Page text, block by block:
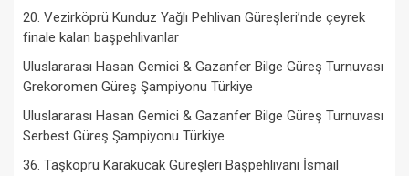
20. Vezirköprü Kunduz Yağlı Pehlivan Güreşleri’nde çeyrek
finale kalan başpehlivanlar
Uluslararası Hasan Gemici & Gazanfer Bilge Güreş Turnuvası
Grekoromen Güreş Şampiyonu Türkiye
Uluslararası Hasan Gemici & Gazanfer Bilge Güreş Turnuvası
Serbest Güreş Şampiyonu Türkiye
36. Taşköprü Karakucak Güreşleri Başpehlivanı İsmail